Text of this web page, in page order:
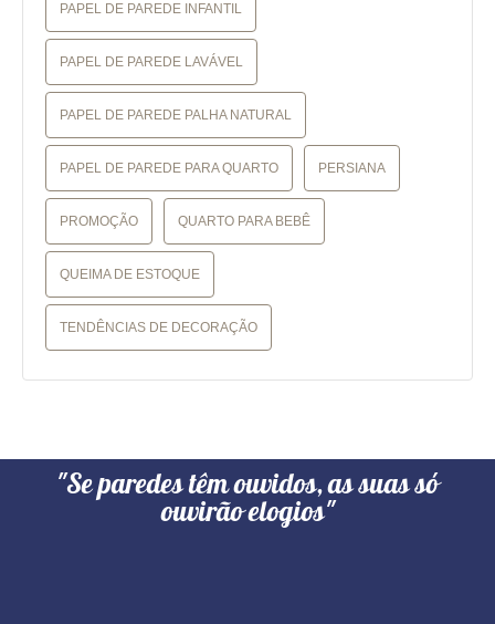
PAPEL DE PAREDE INFANTIL
PAPEL DE PAREDE LAVÁVEL
PAPEL DE PAREDE PALHA NATURAL
PAPEL DE PAREDE PARA QUARTO PERSIANA
PROMOÇÃO QUARTO PARA BEBÊ
QUEIMA DE ESTOQUE
TENDÊNCIAS DE DECORAÇÃO
"Se paredes têm ouvidos, as suas só
ouvirão elogios"